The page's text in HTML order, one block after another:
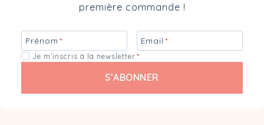
première commande !
Prénom * Email *
Je m’inscris à la newsletter *
S’ABONNER